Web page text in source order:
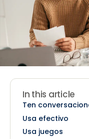
In this article
Ten
Usa efectivo
Usa juegos